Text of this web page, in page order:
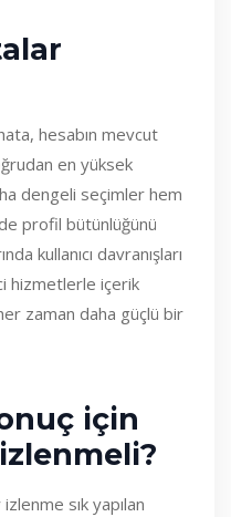
hesabın mevcut
en yüksek
dengeli seçimler hem
profil bütünlüğünü
kullanıcı davranışları
hizmetlerle içerik
zaman daha güçlü bir
için
sık yapılan